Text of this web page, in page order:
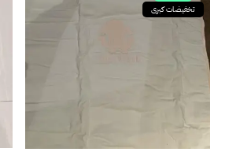
تخفيضات كبرى